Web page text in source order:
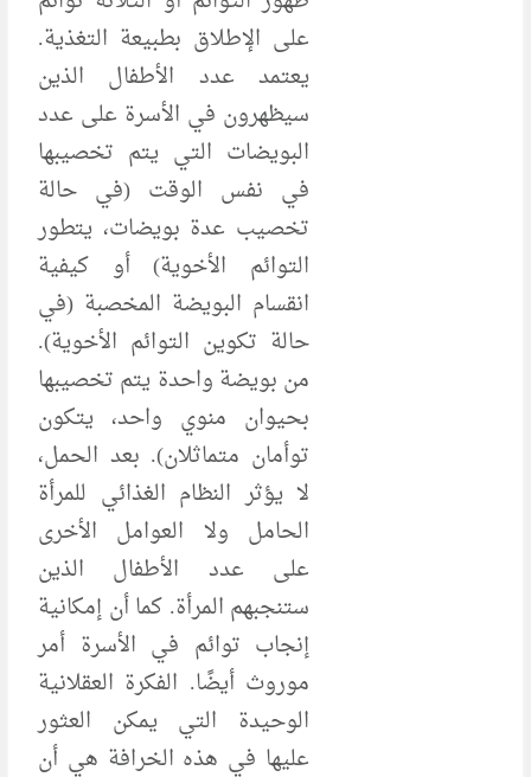
على الإطلاق بطبيعة التغذية.
يعتمد عدد الأطفال الذين
سيظهرون في الأسرة على عدد
البويضات التي يتم تخصيبها
في نفس الوقت (في حالة
تخصيب عدة بويضات، يتطور
التوائم الأخوية) أو كيفية
انقسام البويضة المخصبة (في
حالة تكوين التوائم الأخوية).
من بويضة واحدة يتم تخصيبها
بحيوان منوي واحد، يتكون
توأمان متماثلان). بعد الحمل،
لا يؤثر النظام الغذائي للمرأة
الحامل ولا العوامل الأخرى
على عدد الأطفال الذين
ستنجبهم المرأة. كما أن إمكانية
إنجاب توائم في الأسرة أمر
موروث أيضًا. الفكرة العقلانية
الوحيدة التي يمكن العثور
عليها في هذه الخرافة هي أن